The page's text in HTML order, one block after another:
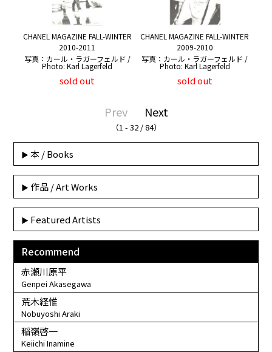
CHANEL MAGAZINE FALL-WINTER
2010-2011
写真：カール・ラガーフェルド /
Photo: Karl Lagerfeld
sold out
CHANEL MAGAZINE FALL-WINTER
2009-2010
写真：カール・ラガーフェルド /
Photo: Karl Lagerfeld
sold out
Prev Next
（1 - 32 / 84）
本 / Books
作品 / Art Works
Featured Artists
Recommend
赤瀬川原平
Genpei Akasegawa
荒木経惟
Nobuyoshi Araki
稲嶺啓一
Keiichi Inamine